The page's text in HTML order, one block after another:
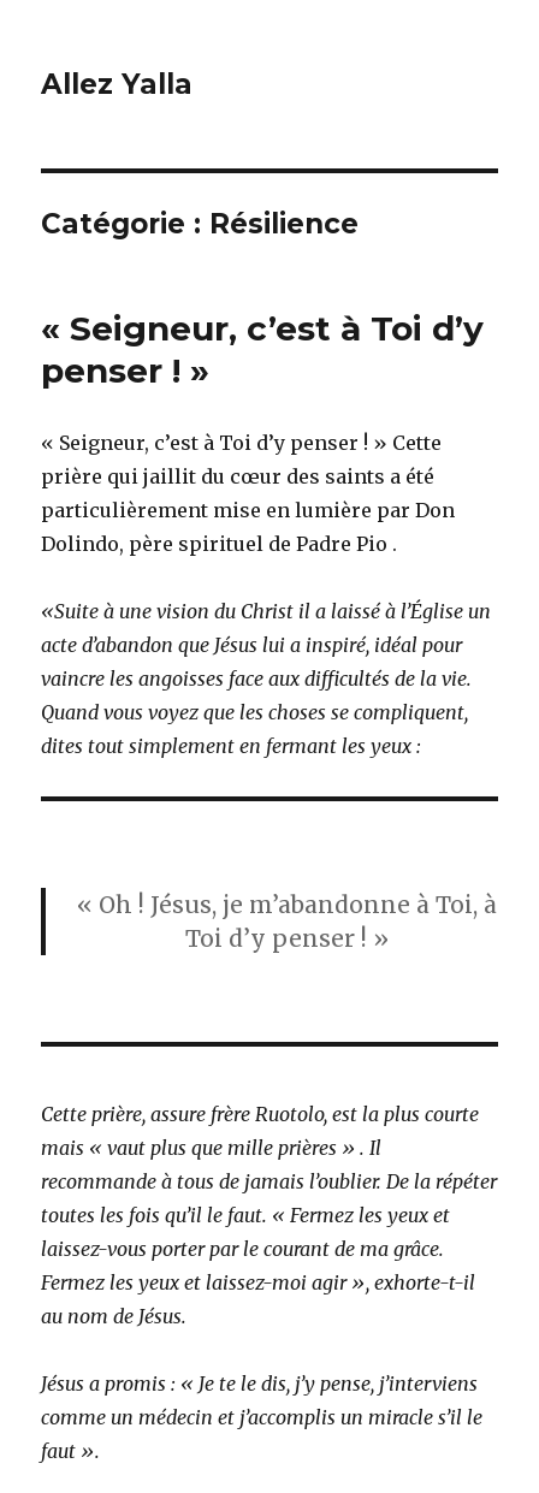
Allez Yalla
Catégorie : Résilience
« Seigneur, c’est à Toi d’y
penser ! »
« Seigneur, c’est à Toi d’y penser ! » Cette
prière qui jaillit du cœur des saints a été
particulièrement mise en lumière par Don
Dolindo, père spirituel de Padre Pio .
«Suite à une vision du Christ il a laissé à l’Église un
acte d’abandon que Jésus lui a inspiré, idéal pour
vaincre les angoisses face aux difficultés de la vie.
Quand vous voyez que les choses se compliquent,
dites tout simplement en fermant les yeux :
« Oh ! Jésus, je m’abandonne à Toi, à
Toi d’y penser ! »
Cette prière, assure frère Ruotolo, est la plus courte
mais « vaut plus que mille prières » . Il
recommande à tous de jamais l’oublier. De la répéter
toutes les fois qu’il le faut. « Fermez les yeux et
laissez-vous porter par le courant de ma grâce.
Fermez les yeux et laissez-moi agir », exhorte-t-il
au nom de Jésus.
Jésus a promis : « Je te le dis, j’y pense, j’interviens
comme un médecin et j’accomplis un miracle s’il le
faut ».